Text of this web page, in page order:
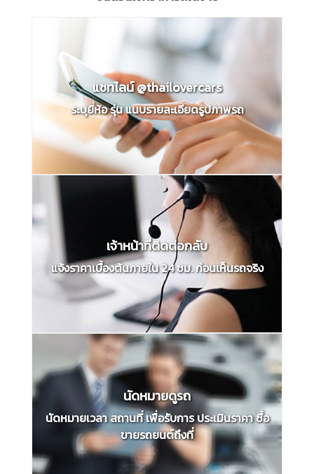
แชทไลน์ @thailovercars
ระบุยี่ห้อ รุ่น แนบรายละเอียดรูปภาพรถ
เจ้าหน้าที่ติดต่อกลับ
แจ้งราคาเบื้องต้นภายใน 24 ชม. ก่อนเห็นรถจริง
นัดหมายดูรถ
นัดหมายเวลา สถานที่ เพื่อรับการ ประเมินราคา ซื้อ
ขายรถยนต์ถึงที่